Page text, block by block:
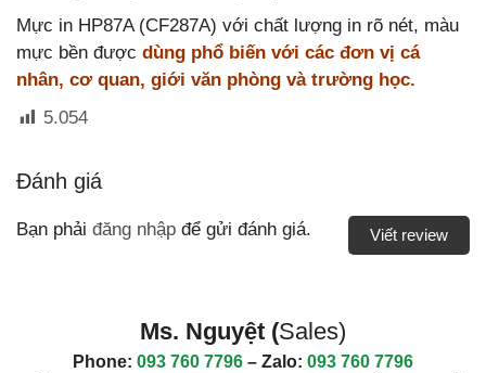
Mực in HP87A (CF287A) với chất lượng in rõ nét, màu
mực bền được dùng phổ biến với các đơn vị cá
nhân, cơ quan, giới văn phòng và trường học.
5.054
Đánh giá
Viết review
Bạn phải đăng nhập để gửi đánh giá.
Ms. Nguyệt (Sales)
Phone: 093 760 7796 – Zalo: 093 760 7796